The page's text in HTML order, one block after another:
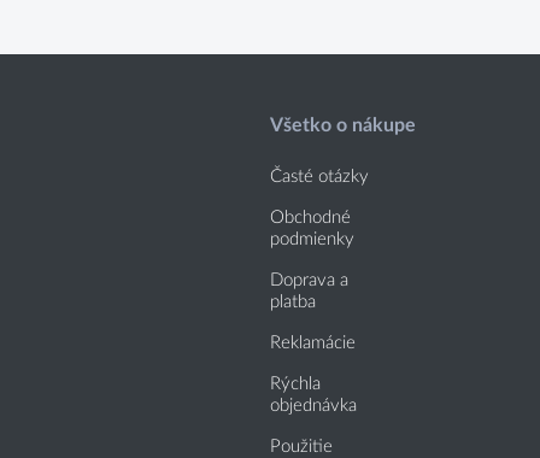
Všetko o nákupe
Časté otázky
Obchodné
podmienky
Doprava a
platba
Reklamácie
Rýchla
objednávka
Použitie